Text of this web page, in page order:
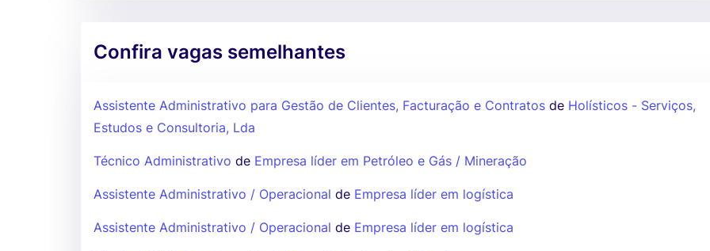
Confira vagas semelhantes
Assistente Administrativo para Gestão de Clientes, Facturação e Contratos de Holísticos - Serviços,
Estudos e Consultoria, Lda
Técnico Administrativo de Empresa líder em Petróleo e Gás / Mineração
Assistente Administrativo / Operacional de Empresa líder em logística
Assistente Administrativo / Operacional de Empresa líder em logística